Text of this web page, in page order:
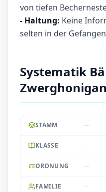
von tiefen
- Haltung: Keine
selten in der
Systematik
STAMM --
KLASSE --
ORDNUNG --
FAMILIE --